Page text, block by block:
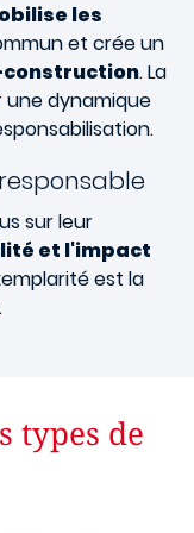
les
et crée un
. La
dynamique
sur leur
et l'impact
est la
types de